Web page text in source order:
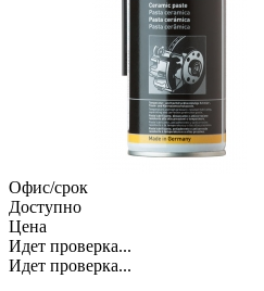
Офис/срок
Доступно
Цена
Идет проверка...
Идет проверка...